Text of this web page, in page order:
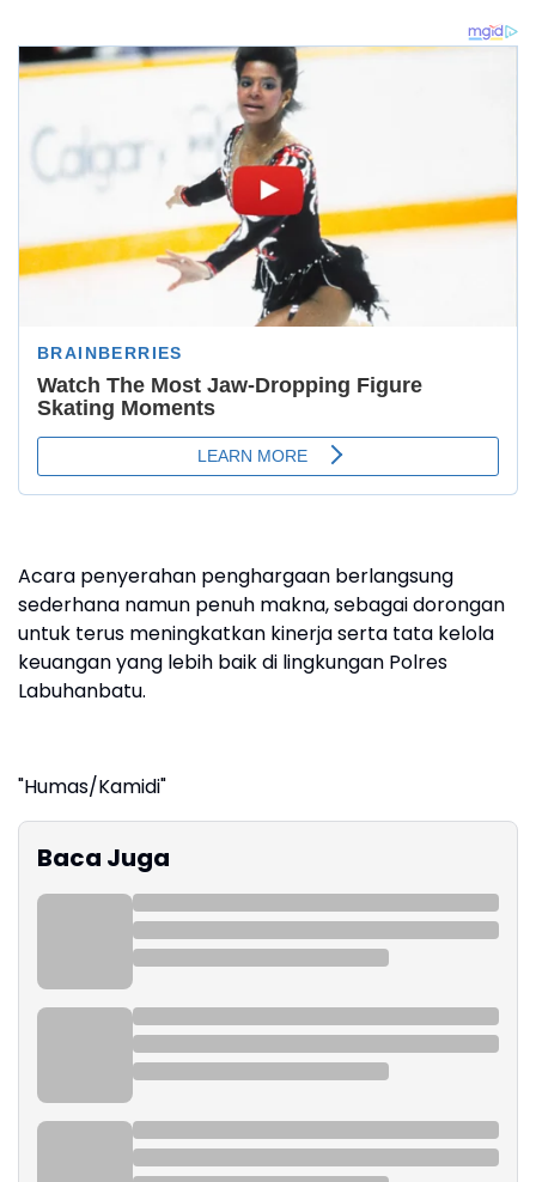
Acara penyerahan penghargaan berlangsung
sederhana namun penuh makna, sebagai dorongan
untuk terus meningkatkan kinerja serta tata kelola
keuangan yang lebih baik di lingkungan Polres
Labuhanbatu.
"Humas/Kamidi"
Baca Juga